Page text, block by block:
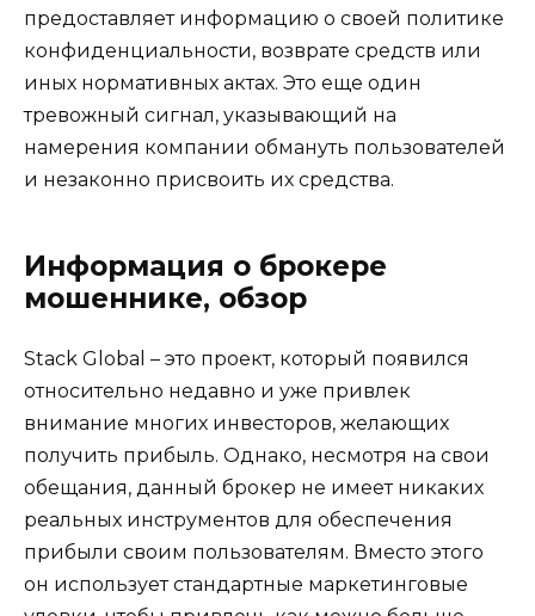
предоставляет информацию о своей политике
конфиденциальности, возврате средств или
иных нормативных актах. Это еще один
тревожный сигнал, указывающий на
намерения компании обмануть пользователей
и незаконно присвоить их средства.
Информация о брокере
мошеннике, обзор
Stack Global – это проект, который появился
относительно недавно и уже привлек
внимание многих инвесторов, желающих
получить прибыль. Однако, несмотря на свои
обещания, данный брокер не имеет никаких
реальных инструментов для обеспечения
прибыли своим пользователям. Вместо этого
он использует стандартные маркетинговые